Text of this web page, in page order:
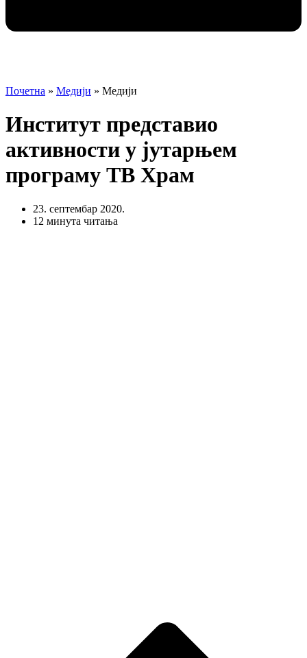
Почетна » Медији » Медији
Институт представио
активности у јутарњем
програму ТВ Храм
23. септембар 2020.
12 минута читања